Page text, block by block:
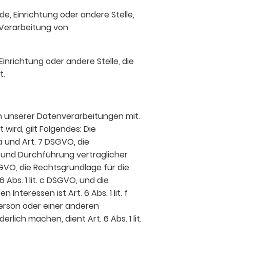
Einrichtung oder andere Stelle,
von
oder andere Stelle, die
unserer Datenverarbeitungen mit.
gilt Folgendes: Die
Art. 7 DSGVO, die
Durchführung vertraglicher
die Rechtsgrundlage für die
1 lit. c DSGVO, und die
Interessen ist Art. 6 Abs. 1 lit. f
oder einer anderen
machen, dient Art. 6 Abs. 1 lit.